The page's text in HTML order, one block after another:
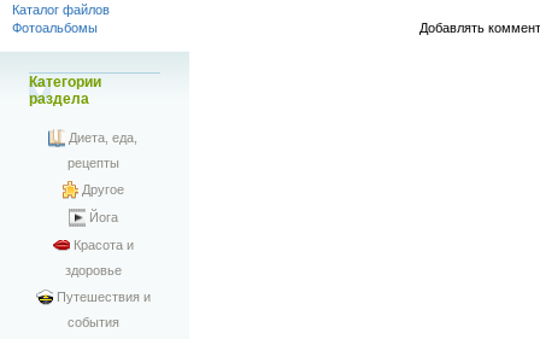
Каталог файлов
Фотоальбомы
Категории
раздела
Диета, еда,
рецепты
Другое
Йога
Красота и
здоровье
Путешествия и
события
Добавлять